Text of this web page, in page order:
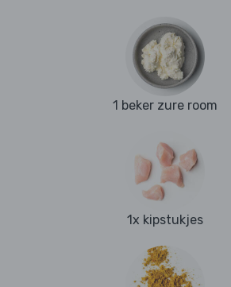
1 beker zure room
1x kipstukjes